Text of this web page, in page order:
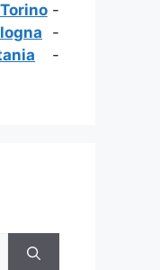
Torino-
-
-